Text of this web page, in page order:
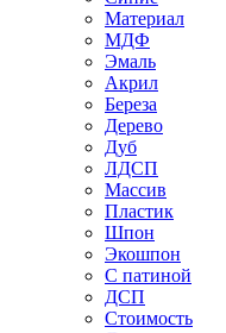
Материал
МДФ
Эмаль
Акрил
Береза
Дерево
Дуб
ЛДСП
Массив
Пластик
Шпон
Экошпон
С патиной
ДСП
Стоимость